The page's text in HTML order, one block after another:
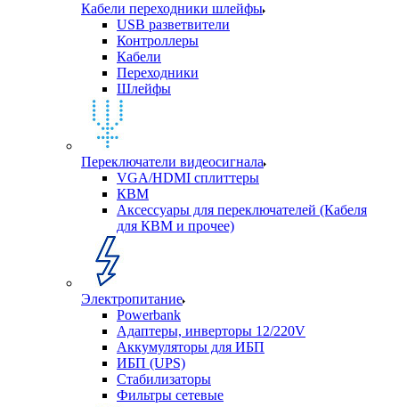
Кабели переходники шлейфы
USB разветвители
Контроллеры
Кабели
Переходники
Шлейфы
Переключатели видеосигнала
VGA/HDMI сплиттеры
КВМ
Аксессуары для переключателей (Кабеля
для КВМ и прочее)
Электропитание
Powerbank
Адаптеры, инверторы 12/220V
Аккумуляторы для ИБП
ИБП (UPS)
Стабилизаторы
Фильтры сетевые